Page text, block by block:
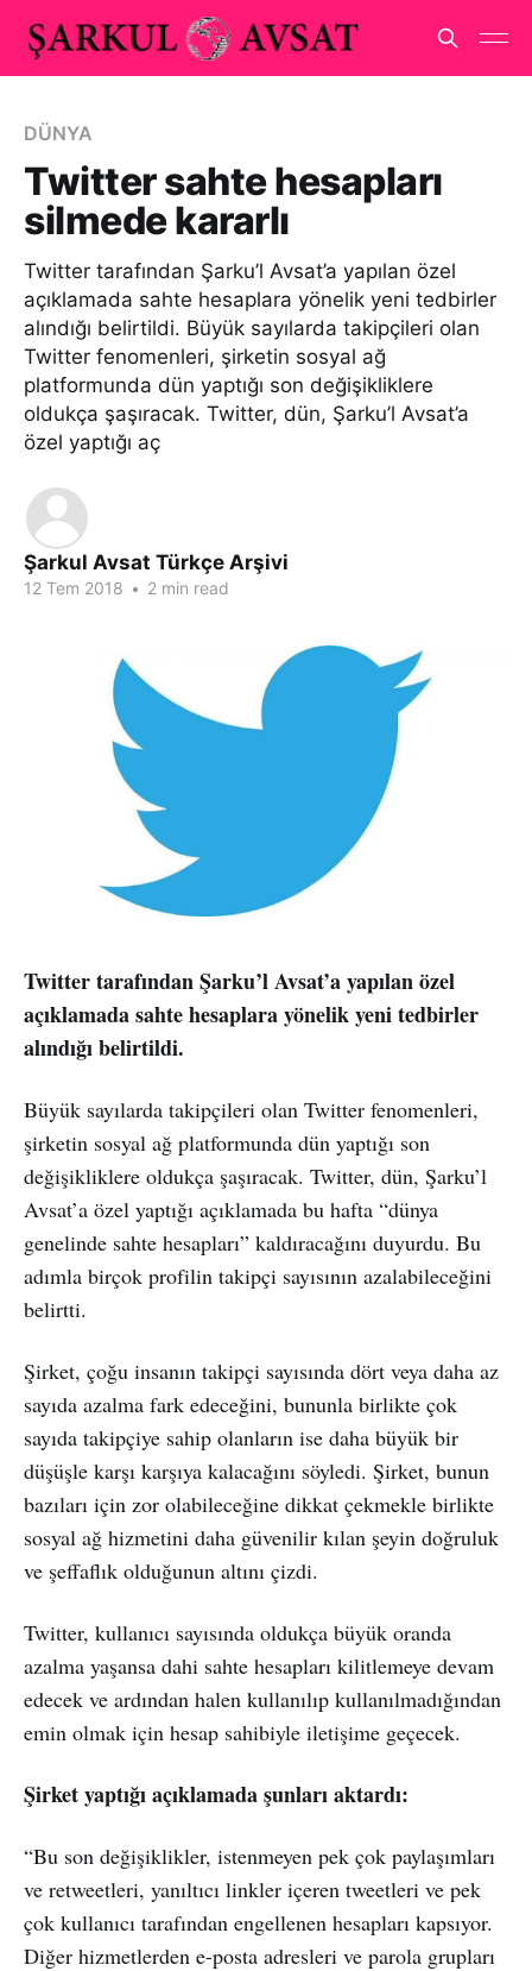
DÜNYA
Twitter sahte hesapları
silmede kararlı
Twitter tarafından Şarku’l Avsat’a yapılan özel
açıklamada sahte hesaplara yönelik yeni tedbirler
alındığı belirtildi. Büyük sayılarda takipçileri olan
Twitter fenomenleri, şirketin sosyal ağ
platformunda dün yaptığı son değişikliklere
oldukça şaşıracak. Twitter, dün, Şarku’l Avsat’a
özel yaptığı aç
Şarkul Avsat Türkçe Arşivi
12 Tem 2018 • 2 min read
Twitter tarafından Şarku’l Avsat’a yapılan özel
açıklamada sahte hesaplara yönelik yeni tedbirler
alındığı belirtildi.
Büyük sayılarda takipçileri olan Twitter fenomenleri,
şirketin sosyal ağ platformunda dün yaptığı son
değişikliklere oldukça şaşıracak. Twitter, dün, Şarku’l
Avsat’a özel yaptığı açıklamada bu hafta “dünya
genelinde sahte hesapları” kaldıracağını duyurdu. Bu
adımla birçok profilin takipçi sayısının azalabileceğini
belirtti.
Şirket, çoğu insanın takipçi sayısında dört veya daha az
sayıda azalma fark edeceğini, bununla birlikte çok
sayıda takipçiye sahip olanların ise daha büyük bir
düşüşle karşı karşıya kalacağını söyledi. Şirket, bunun
bazıları için zor olabileceğine dikkat çekmekle birlikte
sosyal ağ hizmetini daha güvenilir kılan şeyin doğruluk
ve şeffaflık olduğunun altını çizdi.
Twitter, kullanıcı sayısında oldukça büyük oranda
azalma yaşansa dahi sahte hesapları kilitlemeye devam
edecek ve ardından halen kullanılıp kullanılmadığından
emin olmak için hesap sahibiyle iletişime geçecek.
Şirket yaptığı açıklamada şunları aktardı:
“Bu son değişiklikler, istenmeyen pek çok paylaşımları
ve retweetleri, yanıltıcı linkler içeren tweetleri ve pek
çok kullanıcı tarafından engellenen hesapları kapsıyor.
Diğer hizmetlerden e-posta adresleri ve parola grupları